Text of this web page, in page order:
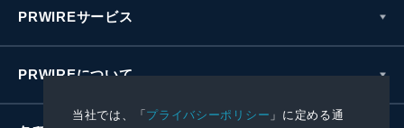
当社では、「プライバシーポリシー 」に定める通
PRWIREサービス
PRWIREについて